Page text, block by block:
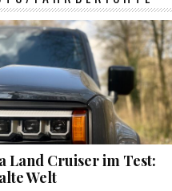
Land Cruiser im Test:
Welt